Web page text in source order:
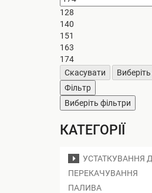
128
140
151
163
174
Скасувати
Фільтр
Виберіть фільтри
КАТЕГОРІЇ
УСТАТКУВАННЯ
ПЕРЕКАЧУВАННЯ
ПАЛИВА